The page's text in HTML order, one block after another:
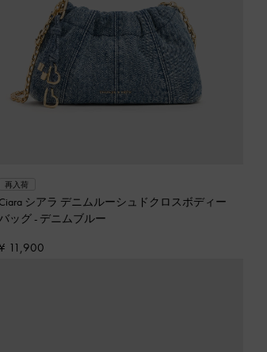
再入荷
Ciara シアラ デニムルーシュドクロスボディー
ッグ - デニムブルー
¥ 11,900